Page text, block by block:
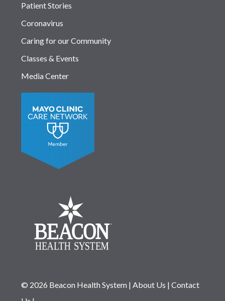
Patient Stories
Coronavirus
Caring for our Community
Classes & Events
Media Center
© 2026 Beacon Health System| About Us | Contact